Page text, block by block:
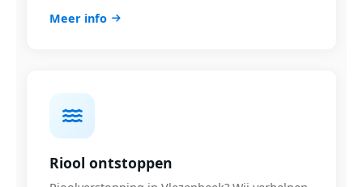
Meer info
Riool ontstoppen